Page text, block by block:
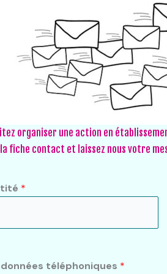
organiser une action en
fiche contact et laissez nous votre
*
téléphoniques *